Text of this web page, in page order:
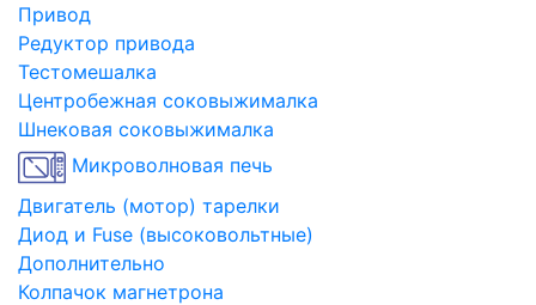
Привод
Редуктор привода
Тестомешалка
Центробежная соковыжималка
Шнековая соковыжималка
Микроволновая печь
Двигатель (мотор) тарелки
Диод и Fuse (высоковольтные)
Дополнительно
Колпачок магнетрона